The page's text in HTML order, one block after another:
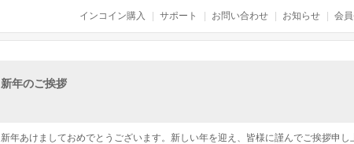
インコイン購入 サポート お問い合わせ お知らせ 会
新年のご挨拶
新年あけましておめでとうございます。新しい年を迎え、皆様に謹んでご挨拶申し